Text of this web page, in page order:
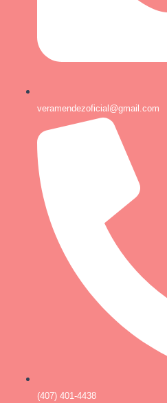
veramendezoficial@gmail.com
(407) 401-4438